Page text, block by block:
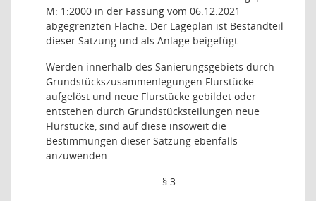
M: 1:2000 in der Fassung vom 06.12.2021
abgegrenzten Fläche. Der Lageplan ist Bestandteil
dieser Satzung und als Anlage beigefügt.
Werden innerhalb des Sanierungsgebiets durch
Grundstückszusammenlegungen Flurstücke
aufgelöst und neue Flurstücke gebildet oder
entstehen durch Grundstücksteilungen neue
Flurstücke, sind auf diese insoweit die
Bestimmungen dieser Satzung ebenfalls
anzuwenden.
§ 3